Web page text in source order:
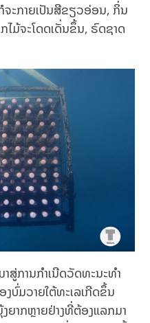
ຈະກາຍເປັນສີຂຽວອ່ອນ, ກິ່ນ
ມ້ຈະໂດດເດັ່ນຂຶ້ນ, ຣົດຊາດ
ສູ່ການກຳເນີດວັດທະນະທຳ
ບົ່ມວາຍໃຕ້ທະເລເກີດຂຶ້ນ
າກຫຼາຍຢ່າງທີ່ຕ້ອງແລກມາ